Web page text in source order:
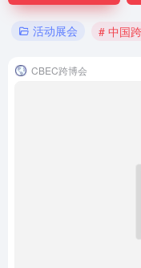
活动展会 # 中国
CBEC跨博会